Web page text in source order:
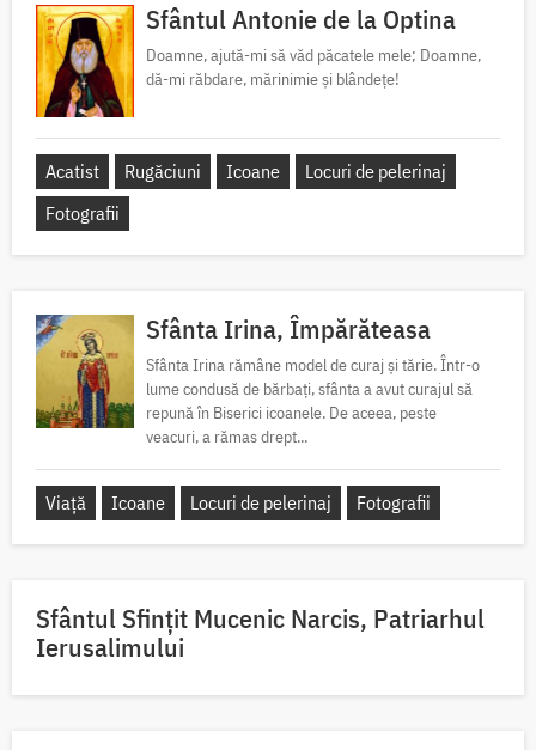
Sfântul Antonie de la Optina
Doamne, ajută-mi să văd păcatele mele; Doamne,
dă-mi răbdare, mărinimie şi blândeţe!
Acatist Rugăciuni Icoane
Locuri de pelerinaj
Fotografii
Sfânta Irina, Împărăteasa
Sfânta Irina rămâne model de curaj și tărie. Într-o
lume condusă de bărbați, sfânta a avut curajul să
repună în Biserici icoanele. De aceea, peste
veacuri, a rămas drept...
Viață Icoane Locuri de pelerinaj Fotografii
Sfântul Sfinţit Mucenic Narcis, Patriarhul
Ierusalimului